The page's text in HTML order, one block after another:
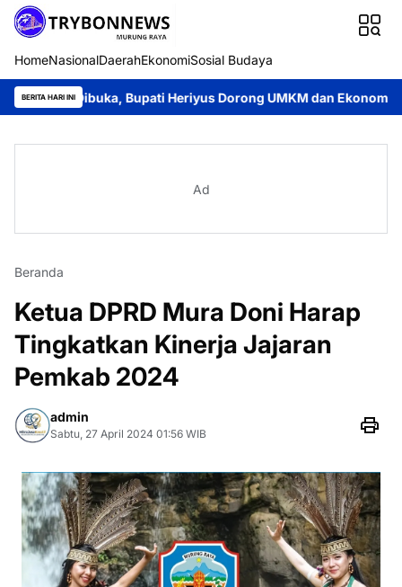
HomeNasionalDaerahEkonomiSosial Budaya
BERITA HARI INI
Dibuka, Bupati Heriyus Dorong UMKM dan Ekonomi Lokal
Ad
Beranda
Ketua DPRD Mura Doni Harap
Tingkatkan Kinerja Jajaran
Pemkab 2024
admin
Sabtu, 27 April 2024 01:56 WIB